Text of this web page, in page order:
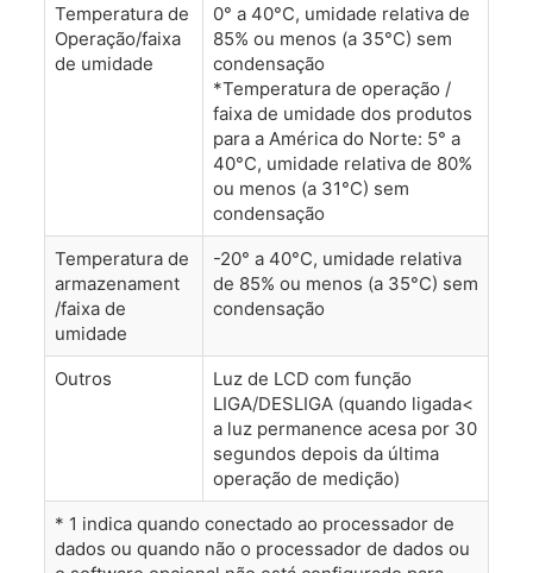
Temperatura de
Operação/faixa
de umidade
0° a 40°C, umidade relativa de
85% ou menos (a 35°C) sem
condensação
*Temperatura de operação /
faixa de umidade dos produtos
para a América do Norte: 5° a
40°C, umidade relativa de 80%
ou menos (a 31°C) sem
condensação
Temperatura de
armazenament
/faixa de
umidade
-20° a 40°C, umidade relativa
de 85% ou menos (a 35°C) sem
condensação
Outros
Luz de LCD com função
LIGA/DESLIGA (quando ligada<
a luz permanence acesa por 30
segundos depois da última
operação de medição)
* 1 indica quando conectado ao processador de
dados ou quando não o processador de dados ou